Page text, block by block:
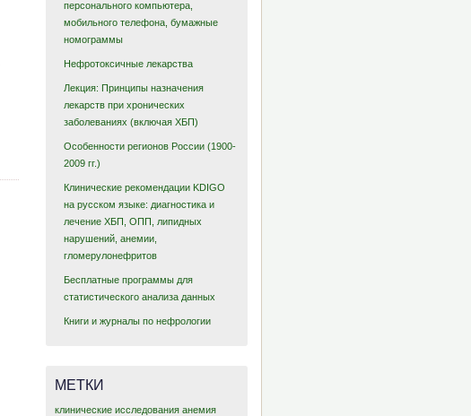
персонального компьютера,
мобильного телефона, бумажные
номограммы
Нефротоксичные лекарства
Лекция: Принципы назначения
лекарств при хронических
заболеваниях (включая ХБП)
Особенности регионов России (1900-
2009 гг.)
Клинические рекомендации KDIGO
на русском языке: диагностика и
лечение ХБП, ОПП, липидных
нарушений, анемии,
гломерулонефритов
Бесплатные программы для
статистического анализа данных
Книги и журналы по нефрологии
МЕТКИ
клинические исследования анемия